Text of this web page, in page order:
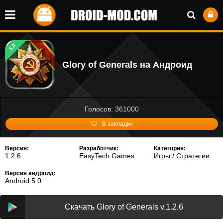
5.0
Glory of Generals на Андроид
Голосов: 361000
В закладки
Версия:
1.2.6
Разработчик:
EasyTech Games
Категория:
Игры/ Стратегии
Версия андроид:
Android 5.0
Скачать Glory of Generals v.1.2.6